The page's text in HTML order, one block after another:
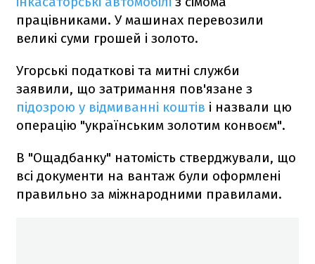
працівниками. У машинах перевозили
великі суми грошей і золото.
Угорські податкові та митні служби
заявили, що затримання пов'язане з
підозрою у відмиванні коштів і назвали цю
операцію "українським золотим конвоєм".
В "Ощадбанку" натомість стверджували, що
всі документи на вантаж були оформлені
правильно за міжнародними правилами.